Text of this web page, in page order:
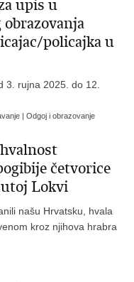
upis u
policajka u
3. rujna 2025. do 12.
| Odgoj i obrazovanje
četvorice
Lokvi
našu Hrvatsku, hvala
kroz njihova hrabra